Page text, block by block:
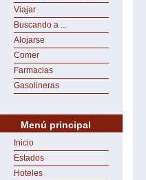
Viajar
Buscando a ...
Alojarse
Comer
Farmacias
Gasolineras
Menú principal
Inicio
Estados
Hoteles